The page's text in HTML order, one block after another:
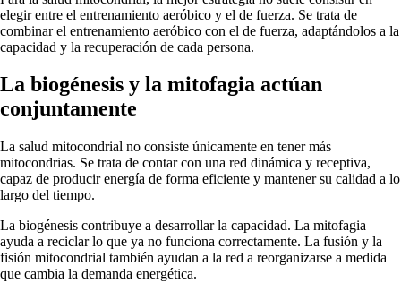
elegir entre el entrenamiento aeróbico y el de fuerza. Se trata de
combinar el entrenamiento aeróbico con el de fuerza, adaptándolos a la
capacidad y la recuperación de cada persona.
La biogénesis y la mitofagia actúan
conjuntamente
La salud mitocondrial no consiste únicamente en tener más
mitocondrias. Se trata de contar con una red dinámica y receptiva,
capaz de producir energía de forma eficiente y mantener su calidad a lo
largo del tiempo.
La biogénesis contribuye a desarrollar la capacidad. La mitofagia
ayuda a reciclar lo que ya no funciona correctamente. La fusión y la
fisión mitocondrial también ayudan a la red a reorganizarse a medida
que cambia la demanda energética.